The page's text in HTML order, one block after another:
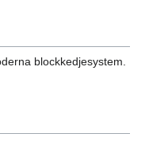
blockkedjesystem.